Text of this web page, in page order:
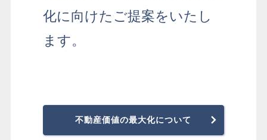
化に向けたご提案をいたし
ます。
不動産価値の最大化について